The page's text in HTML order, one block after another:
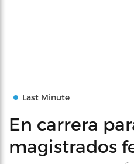
Last Minute
En carrera
magistrados